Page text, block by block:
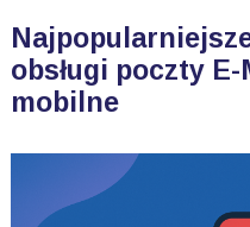
obsługi poczty
mobilne